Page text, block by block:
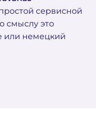
сервисной
смыслу это
или немецкий